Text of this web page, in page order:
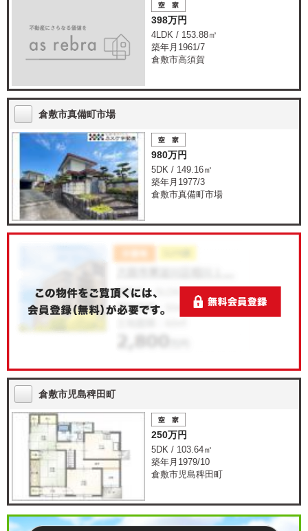
398万円
4LDK / 153.88㎡
築年月1961/7
倉敷市高須賀
倉敷市真備町市場
980万円
5DK / 149.16㎡
築年月1977/3
倉敷市真備町市場
倉敷市児島稗田町
250万円
5DK / 103.64㎡
築年月1979/10
倉敷市児島稗田町